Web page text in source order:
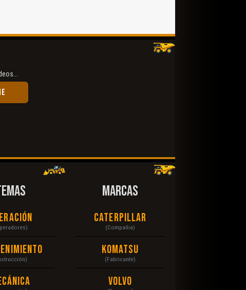
MARCAS
Caterpillar
(Compañia)
Komatsu
(Fabricante)
Volvo